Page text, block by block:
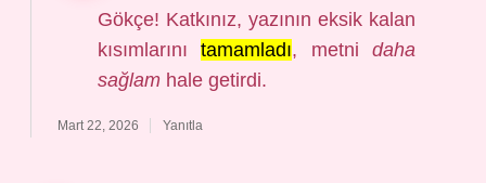
Gökçe! Katkınız, yazının eksik kalan
kısımlarınıtamamladı, metnidaha
sağlam hale getirdi.
Mart 22, 2026 Yanıtla